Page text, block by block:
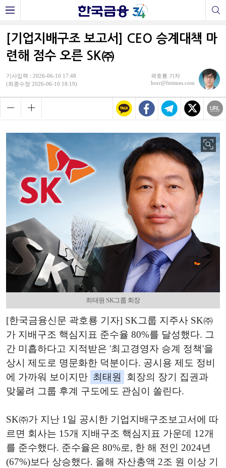
[기업지배구조 보고서] CEO 승계대책 마
련해 점수 오른 SK㈜
기사입력 : 2026-06-10 17:48
(최종수정 2026-06-10 18:19)
곽호룡 기자
horr@fntimes.com
최태원 SK그룹 회장
[한국금융신문 곽호룡 기자] SK그룹 지주사 SK㈜
가 지배구조 핵심지표 준수율 80%를 달성했다. 그
간 미흡하다고 지적받은 '최고경영자 승계 정책'을
상시 제도로 명문화한 덕분이다. 공시용 제도 정비
에 가까워 보이지만 최태원
회장의 장기 집권과
맞물려 그룹 후계 구도에도 관심이 쏠린다.
SK㈜가 지난 1일 공시한 기업지배구조보고서에 따
르면 회사는 15개 지배구조 핵심지표 가운데 12개
를 준수했다. 준수율은 80%로, 한 해 전인 2024년
(67%)보다 상승했다. 올해 자산총액 2조 원 이상 기